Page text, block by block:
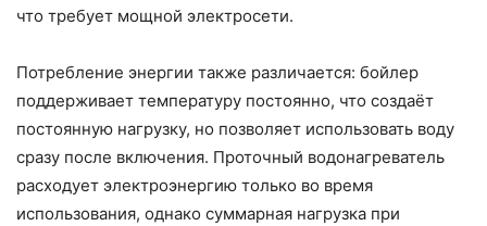
что требует мощной электросети.
Потребление энергии также различается: бойлер
поддерживает температуру постоянно, что создаёт
постоянную нагрузку, но позволяет использовать воду
сразу после включения. Проточный водонагреватель
расходует электроэнергию только во время
использования, однако суммарная нагрузка при